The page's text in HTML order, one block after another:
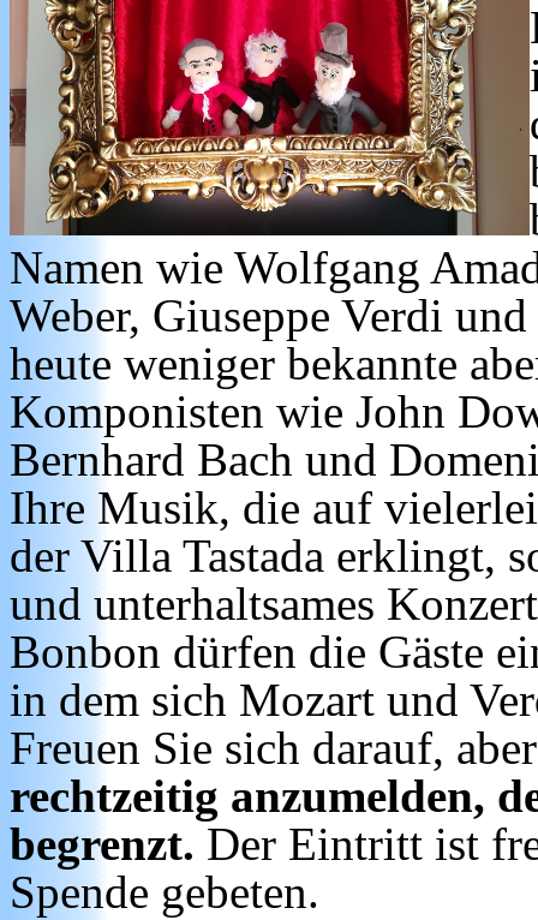
Namen wie Wolfgang
Weber, Giuseppe Verdi
heute weniger bekannte
Komponisten wie John
Bernhard Bach und
Ihre Musik, die auf
der Villa Tastada erklingt,
und unterhaltsames
Bonbon dürfen die Gäste
in dem sich Mozart und
Freuen Sie sich darauf,
rechtzeitig anzumelden,
begrenzt. Der Eintritt ist
Spende gebeten.